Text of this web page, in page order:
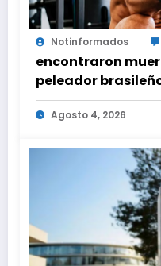
Notinformados
encontraron
peleador
Agosto 4, 2026